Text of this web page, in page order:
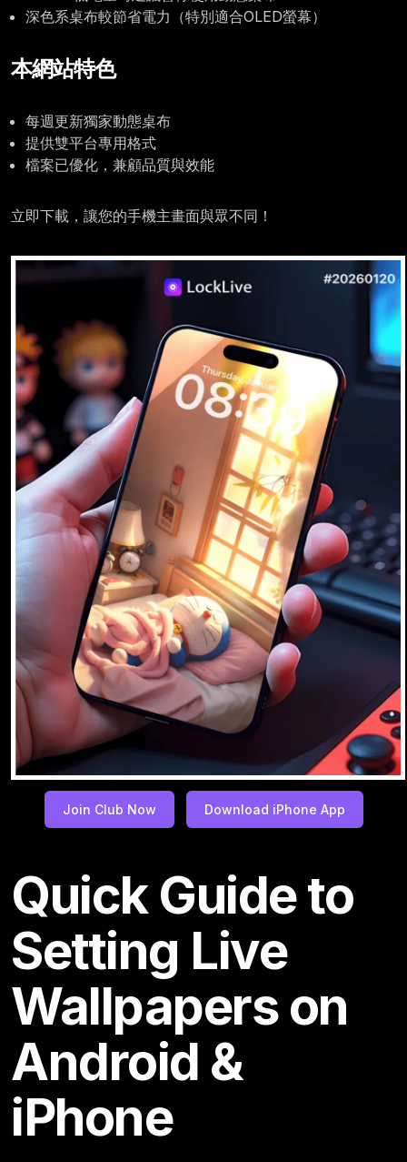
深色系桌布較節省電力（特別適合OLED螢幕）
本網站特色
每週更新獨家動態桌布
提供雙平台專用格式
檔案已優化，兼顧品質與效能
立即下載，讓您的手機主畫面與眾不同！
Join Club Now Download iPhone App
Quick Guide to
Setting Live
Wallpapers on
Android &
iPhone